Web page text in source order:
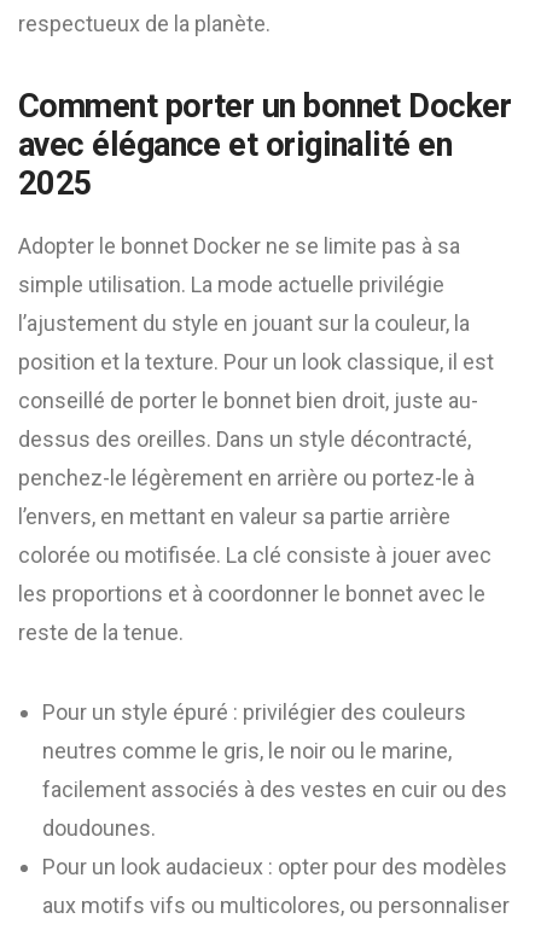
respectueux de la planète.
Comment porter un bonnet Docker
avec élégance et originalité en
2025
Adopter le bonnet Docker ne se limite pas à sa
simple utilisation. La mode actuelle privilégie
l’ajustement du style en jouant sur la couleur, la
position et la texture. Pour un look classique, il est
conseillé de porter le bonnet bien droit, juste au-
dessus des oreilles. Dans un style décontracté,
penchez-le légèrement en arrière ou portez-le à
l’envers, en mettant en valeur sa partie arrière
colorée ou motifisée. La clé consiste à jouer avec
les proportions et à coordonner le bonnet avec le
reste de la tenue.
Pour un style épuré : privilégier des couleurs
neutres comme le gris, le noir ou le marine,
facilement associés à des vestes en cuir ou des
doudounes.
Pour un look audacieux : opter pour des modèles
aux motifs vifs ou multicolores, ou personnaliser